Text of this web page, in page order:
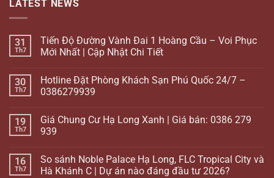
LATEST NEWS
31
Th7
Tiến Độ Đường Vành Đai 1 Hoàng Cầu – Voi Phục
Mới Nhất | Cập Nhật Chi Tiết
30
Th7
Hotline Đặt Phòng Khách Sạn Phú Quốc 24/7 –
0386279939
19
Th7
Giá Chung Cư Hạ Long Xanh | Giá bán: 0386 279
939
16
Th7
So sánh Noble Palace Hạ Long, FLC Tropical City và
Hà Khánh C | Dự án nào đáng đầu tư 2026?